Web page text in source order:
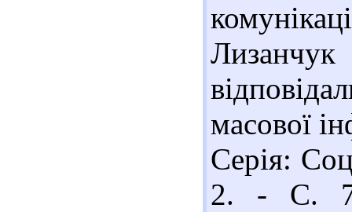
масової
Серія:
2. - С.